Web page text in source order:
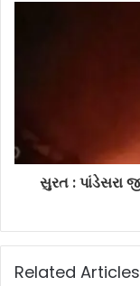
સુરત : પાંડેસરા
Related Articles